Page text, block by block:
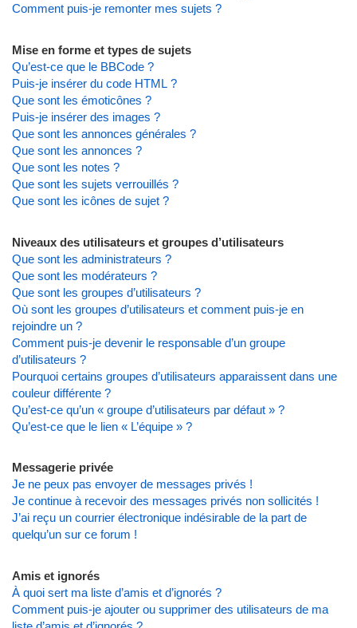
Comment puis-je remonter mes sujets ?
Mise en forme et types de sujets
Qu’est-ce que le BBCode ?
Puis-je insérer du code HTML ?
Que sont les émoticônes ?
Puis-je insérer des images ?
Que sont les annonces générales ?
Que sont les annonces ?
Que sont les notes ?
Que sont les sujets verrouillés ?
Que sont les icônes de sujet ?
Niveaux des utilisateurs et groupes d’utilisateurs
Que sont les administrateurs ?
Que sont les modérateurs ?
Que sont les groupes d’utilisateurs ?
Où sont les groupes d’utilisateurs et comment puis-je en
rejoindre un ?
Comment puis-je devenir le responsable d’un groupe
d’utilisateurs ?
Pourquoi certains groupes d’utilisateurs apparaissent dans une
couleur différente ?
Qu’est-ce qu’un « groupe d’utilisateurs par défaut » ?
Qu’est-ce que le lien « L’équipe » ?
Messagerie privée
Je ne peux pas envoyer de messages privés !
Je continue à recevoir des messages privés non sollicités !
J’ai reçu un courrier électronique indésirable de la part de
quelqu’un sur ce forum !
Amis et ignorés
À quoi sert ma liste d’amis et d’ignorés ?
Comment puis-je ajouter ou supprimer des utilisateurs de ma